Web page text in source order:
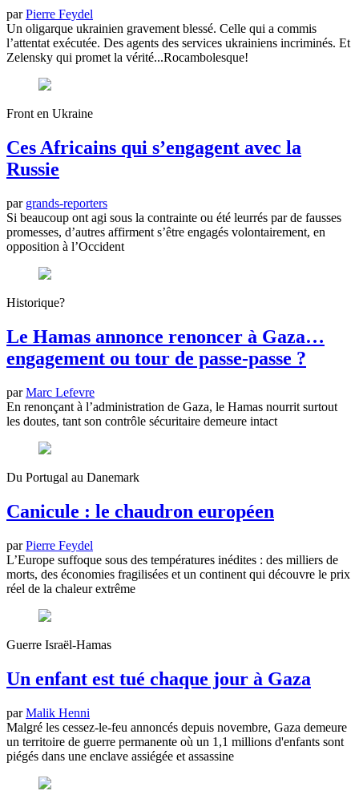
parPierre Feydel
Un oligarque ukrainien gravement blessé. Celle qui a commis
l’attentat exécutée. Des agents des services ukrainiens incriminés. Et
Zelensky qui promet la vérité...Rocambolesque!
Front en Ukraine
Ces Africains qui s’engagent avec la
Russie
par grands-reporters
Si beaucoup ont agi sous la contrainte ou été leurrés par de fausses
promesses, d’autres affirment s’être engagés volontairement, en
opposition à l’Occident
Historique?
Le Hamas annonce renoncer à Gaza…
engagement ou tour de passe-passe ?
parMarc Lefevre
En renonçant à l’administration de Gaza, le Hamas nourrit surtout
les doutes, tant son contrôle sécuritaire demeure intact
Du Portugal au Danemark
Canicule : le chaudron européen
parPierre Feydel
L’Europe suffoque sous des températures inédites : des milliers de
morts, des économies fragilisées et un continent qui découvre le prix
réel de la chaleur extrême
Guerre Israël-Hamas
Un enfant est tué chaque jour à Gaza
parMalik Henni
Malgré les cessez-le-feu annoncés depuis novembre, Gaza demeure
un territoire de guerre permanente où un 1,1 millions d'enfants sont
piégés dans une enclave assiégée et assassine